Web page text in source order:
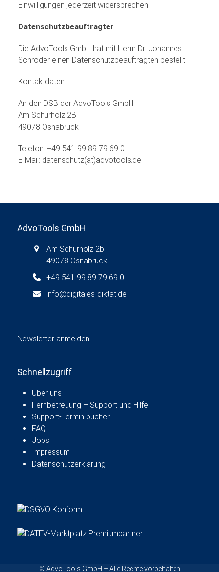
Einwilligungen jederzeit widersprechen.
Datenschutzbeauftragter
Die AdvoTools GmbH hat mit Herrn Dr. Johannes
Schröder einen Datenschutzbeauftragten bestellt.
Kontaktdaten:
An den DSB der AdvoTools GmbH
Am Schürholz 2B
49078 Osnabrück
Telefon: +49 541 99 89 79 69 0
E-Mail: datenschutz(at)advotools.de
AdvoTools GmbH
Am Schürholz 2b
49078 Osnabrück
+49 541 99 89 79 69 0
info@digitales-diktat.de
Newsletter anmelden
Schnellzugriff
Über uns
Fernbetreuung – Support und Hilfe
Support-Termin buchen
FAQ
Jobs
Impressum
Datenschutzerklärung
© AdvoTools GmbH – Alle Rechte vorbehalten